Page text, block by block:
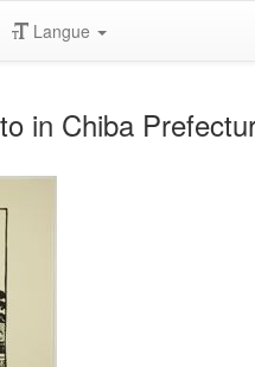
Langue
in Chiba